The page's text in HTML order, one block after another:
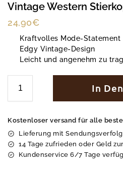
Vintage Western
24,90€
Kraftvolles Mode-Statement
Edgy Vintage-Design
Leicht und angenehm zu
In
Kostenloser versand für alle
Lieferung mit
14 Tage zufrieden oder Geld
Kundenservice 6/7 Tage